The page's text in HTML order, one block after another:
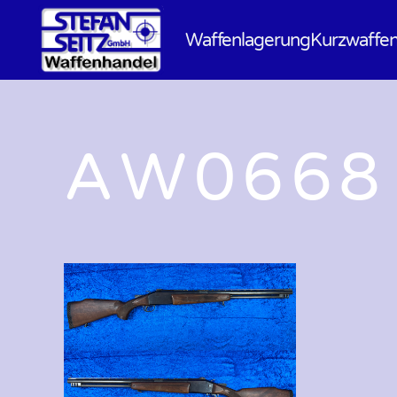
Waffenlagerung
AW0668